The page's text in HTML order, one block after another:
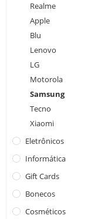
Realme
Apple
Blu
Lenovo
LG
Motorola
Samsung
Tecno
Xiaomi
Eletrônicos
Informática
Gift Cards
Bonecos
Cosméticos